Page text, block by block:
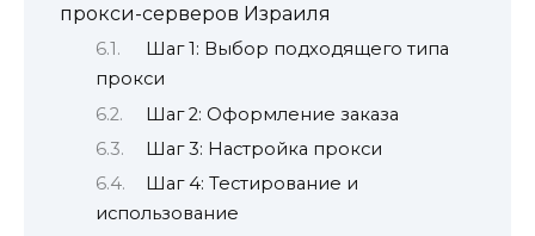
прокси-серверов Израиля
Шаг 1: Выбор подходящего типа
прокси
Шаг 2: Оформление заказа
Шаг 3: Настройка прокси
Шаг 4: Тестирование и
использование